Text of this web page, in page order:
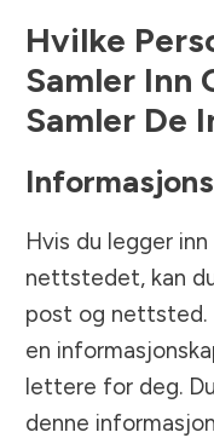
Hvilke
Samler Inn
Samler De
Hvis du legger
nettstedet, kan
post og nettsted.
en
lettere for deg.
denne